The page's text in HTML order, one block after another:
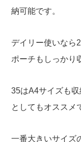
納可能です。
デイリー使いなら
ポーチもしっかり
35はA4サイズも
としてもオススメ
一番大きいサイズ